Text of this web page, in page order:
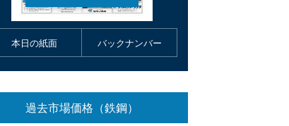
本日の紙面 バックナンバー
過去市場価格（鉄鋼）